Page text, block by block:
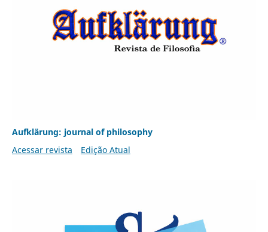
Aufklärung: journal of philosophy
Acessar revista
Edição Atual